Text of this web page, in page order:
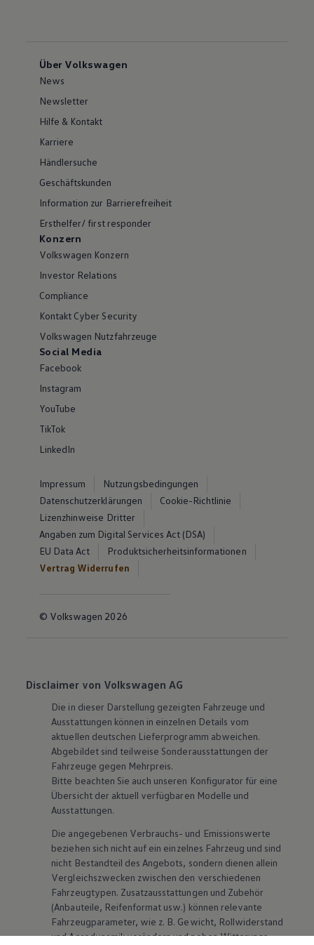
Über Volkswagen
News
Newsletter
Hilfe & Kontakt
Karriere
Händlersuche
Geschäftskunden
Information zur Barrierefreiheit
Ersthelfer/ first responder
Konzern
Volkswagen Konzern
Investor Relations
Compliance
Kontakt Cyber Security
Volkswagen Nutzfahrzeuge
Social Media
Facebook
Instagram
YouTube
TikTok
LinkedIn
Impressum
Nutzungsbedingungen
Datenschutzerklärungen
Cookie-Richtlinie
Lizenzhinweise Dritter
Angaben zum Digital Services Act (DSA)
EU Data Act
Produktsicherheitsinformationen
Vertrag Widerrufen
© Volkswagen 2026
Disclaimer von Volkswagen AG
Die in dieser Darstellung gezeigten Fahrzeuge und
Ausstattungen können in einzelnen Details vom
aktuellen deutschen Lieferprogramm abweichen.
Abgebildet sind teilweise Sonderausstattungen der
Fahrzeuge gegen Mehrpreis.
Bitte beachten Sie auch unseren Konfigurator für eine
Übersicht der aktuell verfügbaren Modelle und
Ausstattungen.
Die angegebenen Verbrauchs- und Emissionswerte
beziehen sich nicht auf ein einzelnes Fahrzeug und sind
nicht Bestandteil des Angebots, sondern dienen allein
Vergleichszwecken zwischen den verschiedenen
Fahrzeugtypen. Zusatzausstattungen und Zubehör
(Anbauteile, Reifenformat usw.) können relevante
Fahrzeugparameter, wie z. B. Gewicht, Rollwiderstand
und Aerodynamik verändern und neben Witterungs-